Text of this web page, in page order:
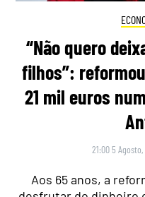
“Não quero
filhos”:
21 mil euros
21:00 5
Aos 65 anos, a